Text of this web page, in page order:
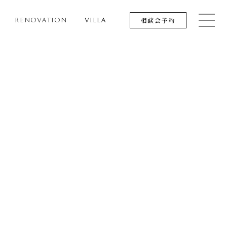
RENOVATION VILLA 相談会予約